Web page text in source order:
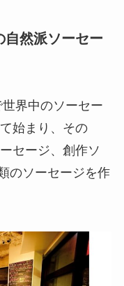
自然派ソーセー
界中のソーセー
始まり、その
セージ、創作ソ
のソーセージを作